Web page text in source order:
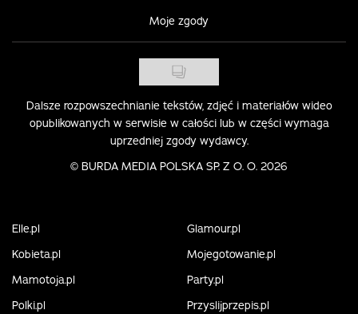
Moje zgody
Dalsze rozpowszechnianie tekstów, zdjęć i materiałów wideo
opublikowanych w serwisie w całości lub w części wymaga
uprzedniej zgody wydawcy.
© BURDA MEDIA POLSKA SP. Z O. O. 2026
Elle.pl
Glamour.pl
Kobieta.pl
Mojegotowanie.pl
Mamotoja.pl
Party.pl
Polki.pl
Przyslijprzepis.pl